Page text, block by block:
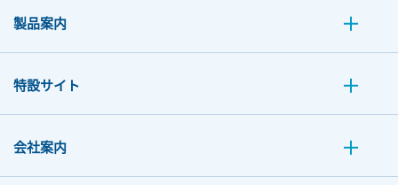
製品案内
特設サイト
会社案内